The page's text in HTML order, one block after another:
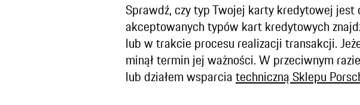
Sprawdź, czy typ Twojej karty kredytowej
akceptowanych typów kart kredytowych
lub w trakcie procesu realizacji transakcji.
minął termin jej ważności. W przeciwnym
lub działem wsparciatechniczną Sklepu